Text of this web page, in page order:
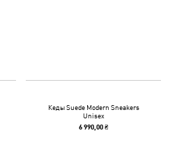
Кеды Suede Modern Sneakers
Unisex
6 990,00 ₴